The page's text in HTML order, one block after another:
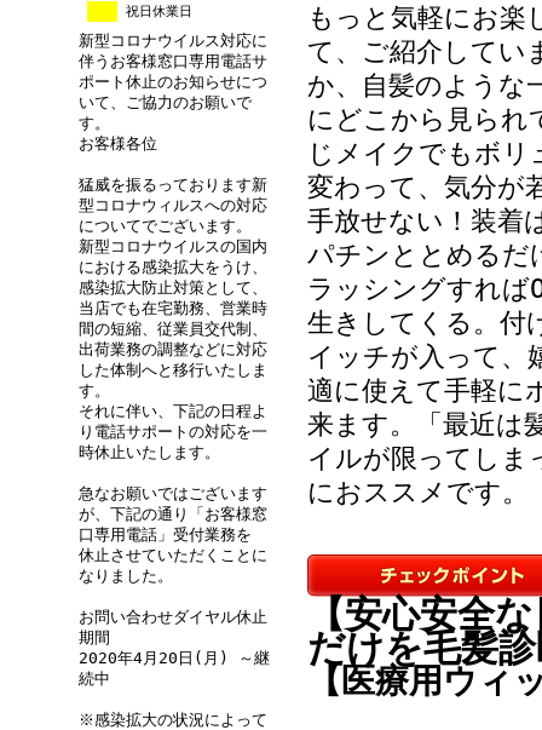
祝日休業日
新型コロナウイルス対応に
伴うお客様窓口専用電話サ
ポート休止のお知らせにつ
いて、ご協力のお願いで
す。
お客様各位
猛威を振るっております新
型コロナウィルスへの対応
についてでございます。
新型コロナウイルスの国内
における感染拡大をうけ、
感染拡大防止対策として、
当店でも在宅勤務、営業時
間の短縮、従業員交代制、
出荷業務の調整などに対応
した体制へと移行いたしま
す。
それに伴い、下記の日程よ
り電話サポートの対応を一
時休止いたします。
急なお願いではございます
が、下記の通り「お客様窓
口専用電話」受付業務を
休止させていただくことに
なりました。
お問い合わせダイヤル休止
期間
2020年4月20日(月) ～継
続中
※感染拡大の状況によって
もっと気軽にお楽
て、ご紹介してい
か、自髪のような
にどこから見られ
じメイクでもボ
変わって、気分が
手放せない！装着
パチンととめるだ
ラッシングすれば
生きしてくる。付
イッチが入って、
適に使えて手軽に
来ます。「最近は
イルが限ってしま
におススメです。
【安心安全
だけを毛髪
【医療用ウィ